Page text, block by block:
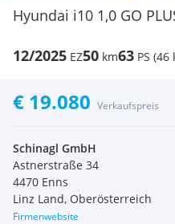
Hyundai i10 1,0 GO
12/2025 EZ50 km63 PS (46
€ 19.080 Verkaufspreis
Schinagl GmbH
Astnerstraße 34
4470 Enns
Linz Land, Oberösterreich
Firmenwebsite